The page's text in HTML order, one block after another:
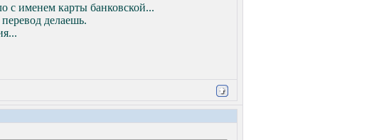
с именем карты банковской...
делаешь.